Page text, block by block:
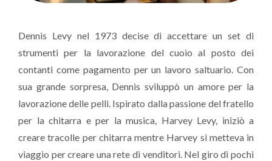
Dennis Levy nel 1973 decise di accettare un set di
strumenti per la lavorazione del cuoio al posto dei
contanti come pagamento per un lavoro saltuario. Con
sua grande sorpresa, Dennis sviluppò un amore per la
lavorazione delle pelli. Ispirato dalla passione del fratello
per la chitarra e per la musica, Harvey Levy, iniziò a
creare tracolle per chitarra mentre Harvey si metteva in
viaggio per creare una rete di venditori. Nel giro di pochi